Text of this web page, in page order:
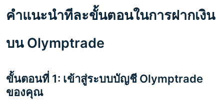
คำแนะนำทีละขั้นตอนในการฝากเงิน
บน Olymptrade
ขั้นตอนที่ 1: เข้าสู่ระบบบัญชี Olymptrade
ของคุณ